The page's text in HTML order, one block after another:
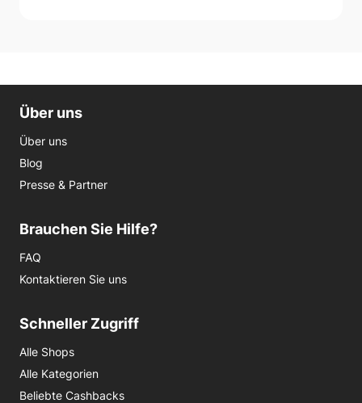
Über uns
Über uns
Blog
Presse & Partner
Brauchen Sie Hilfe?
FAQ
Kontaktieren Sie uns
Schneller Zugriff
Alle Shops
Alle Kategorien
Beliebte Cashbacks